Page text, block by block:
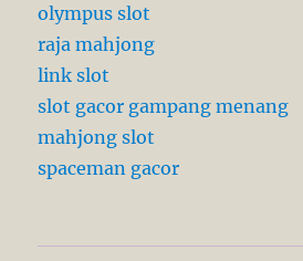
olympus slot
raja mahjong
link slot
slot gacor gampang menang
mahjong slot
spaceman gacor